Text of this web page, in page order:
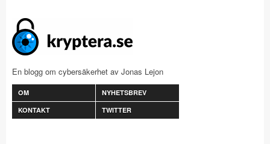
En blogg om cybersäkerhet av Jonas Lejon
OM
NYHETSBREV
KONTAKT
TWITTER